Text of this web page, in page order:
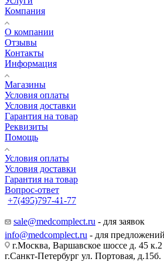
Компания
О компании
Отзывы
Контакты
Информация
Магазины
Условия оплаты
Условия доставки
Гарантия на товар
Реквизиты
Помощь
Условия оплаты
Условия доставки
Гарантия на товар
Вопрос-ответ
+7(495)797-41-77
sale@medcomplect.ru - для заявок
info@medcomplect.ru - для предложений
г.Москва, Варшавское шоссе д. 45 к.2
г.Санкт-Петербург ул. Портовая, д.15б.